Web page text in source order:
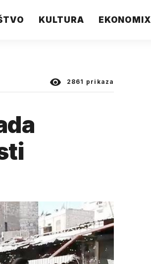
KULTURA EKONOMIX
2861 prikaza